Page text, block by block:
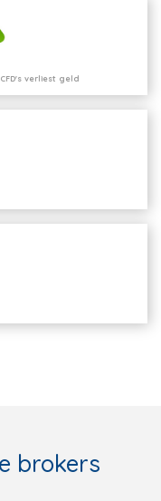
verliest geld
brokers